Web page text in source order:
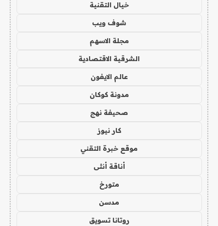
خيال التقنية
شوف ويب
مجلة الاسهم
الشرقية الاقتصادية
عالم الايفون
مدونة كوكان
صحيفة نهج
كار نيوز
موقع خبرة التقني
أناقة أنثى
متورخ
مدسن
روتانا تسويق